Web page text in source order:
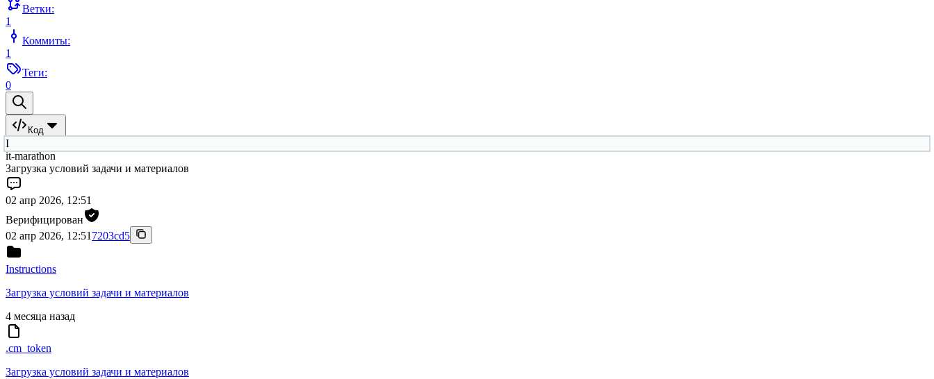
Ветки:
1
Коммиты:
1
Теги:
0
Код
I
it-marathon
Загрузка условий задачи и материалов
02 апр 2026, 12:51
Верифицирован
02 апр 2026, 12:51 7203cd5
Instructions
Загрузка условий задачи и материалов
4 месяца назад
.cm_token
Загрузка условий задачи и материалов